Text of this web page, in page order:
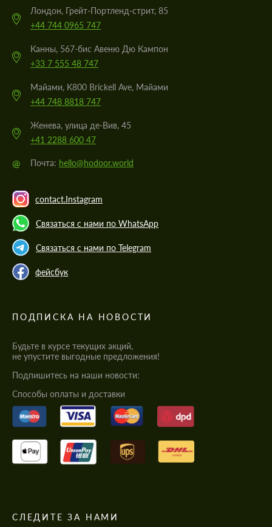
Лондон, Грейт-Портленд-стрит, 85
+44 744 0965 747
Канны, 567-бис Авеню Дю Кампон
+33 7 555 48 747
Майами, K800 Brickell Ave, Майами
+44 748 8818 747
Женева, улица де-Вив, 45
+41 2288 600 47
@ Почта: hello@hodoor.world
contact.Instagram
Связаться с нами по WhatsApp
Связаться с нами по Telegram
фейсбук
ПОДПИСКА НА НОВОСТИ
Будьте в курсе текущих акций,
не упустите выгодные предложения!
Подпишитесь на наши новости:
Cпособы оплаты и доставки
СЛЕДИТЕ ЗА НАМИ